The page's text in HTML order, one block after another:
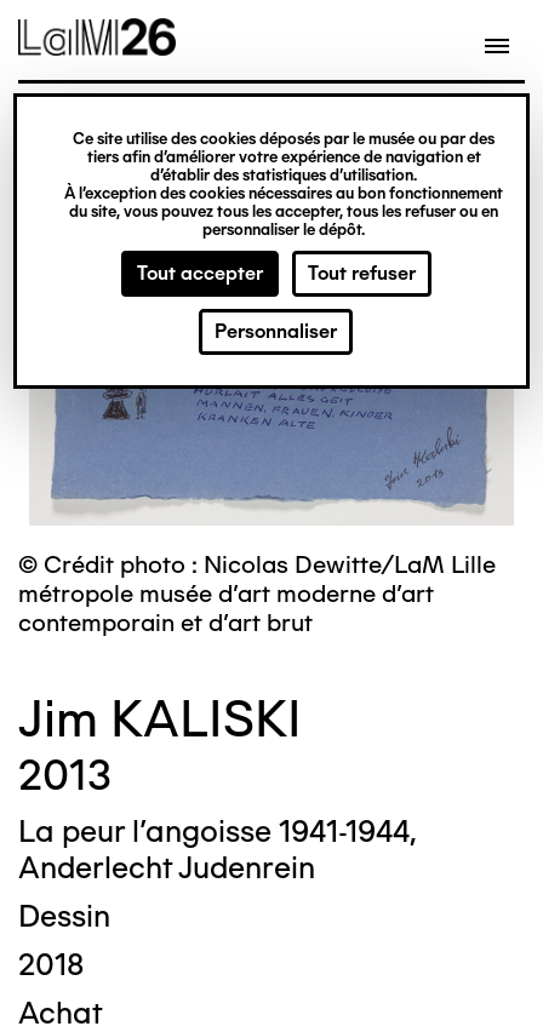
Gestion des cookies
Ce site utilise des cookies déposés par le musée ou par des
tiers afin d’améliorer votre expérience de navigation et
d’établir des statistiques d’utilisation.
À l’exception des cookies nécessaires au bon fonctionnement
du site, vous pouvez tous les accepter, tous les refuser ou en
personnaliser le dépôt.
Tout accepter Tout refuser
Personnaliser
contenu
© Crédit photo : Nicolas Dewitte/LaM Lille
métropole musée d’art moderne d’art
contemporain et d’art brut
Jim KALISKI
2013
La peur l’angoisse 1941-1944,
Anderlecht Judenrein
Dessin
2018
Achat